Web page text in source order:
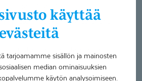
käyttää
tarjoamamme sisällön ja mainosten
median ominaisuuksien
käytön analysoimiseen.
etunimi.sukunimi@coronaria.fi